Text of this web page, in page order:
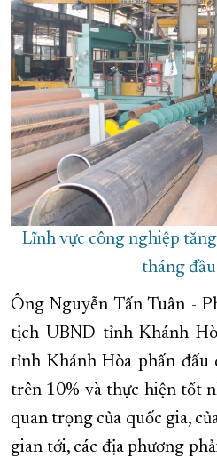
Lĩnh vực công nghiệp
tháng
Ông Nguyễn Tấn Tuân -
tịch UBND tỉnh Khánh
tỉnh Khánh Hòa phấn
trên 10% và thực hiện tốt
quan trọng của quốc gia,
gian tới, các địa phương